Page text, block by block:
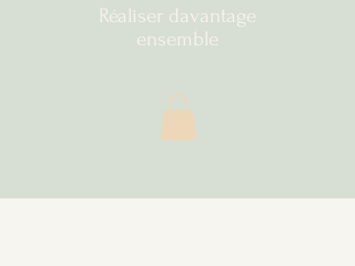
Réaliser davantage
ensemble